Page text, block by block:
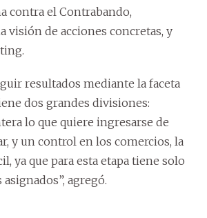
contra el Contrabando,
visión de acciones concretas, y
resultados mediante la faceta
dos grandes divisiones:
lo que quiere ingresarse de
y un control en los comercios, la
ya que para esta etapa tiene solo
agregó.